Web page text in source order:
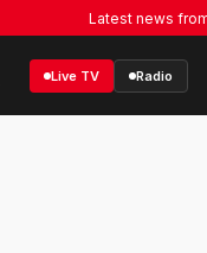
Latest news from
Live TV Radio